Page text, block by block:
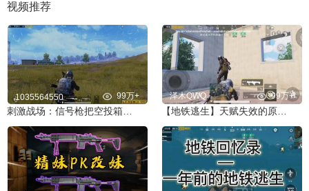
视频推荐
1035564550 99万+ 泽木QWQ 99万+